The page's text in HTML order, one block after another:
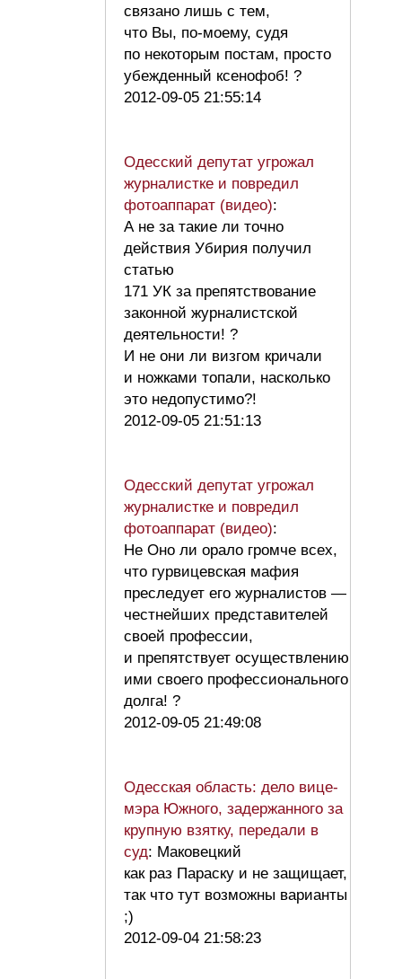
связано лишь с тем,
что Вы, по-моему, судя
по некоторым постам, просто
убежденный ксенофоб! ?
2012-09-05 21:55:14
Одесский депутат угрожал
журналистке и повредил
фотоаппарат (видео):
А не за такие ли точно
действия Убирия получил
статью
171 УК за препятствование
законной журналистской
деятельности! ?
И не они ли визгом кричали
и ножками топали, насколько
это недопустимо?!
2012-09-05 21:51:13
Одесский депутат угрожал
журналистке и повредил
фотоаппарат (видео):
Не Оно ли орало громче всех,
что гурвицевская мафия
преследует его журналистов —
честнейших представителей
своей профессии,
и препятствует осуществлению
ими своего профессионального
долга! ?
2012-09-05 21:49:08
Одесская область: дело вице-
мэра Южного, задержанного за
крупную взятку, передали в
суд: Маковецкий
как раз Параску и не защищает,
так что тут возможны варианты
;)
2012-09-04 21:58:23